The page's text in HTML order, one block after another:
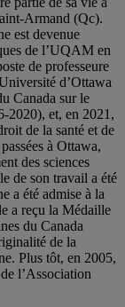
Armand (Qc).
est devenue
de l’UQAM en
de professeure
d’Ottawa
Canada sur le
2020), et, en 2021,
de la santé et de
à Ottawa,
des sciences
de son travail a été
a été admise à la
a reçu la Médaille
du Canada
de la
Plus tôt, en 2005,
l’Association